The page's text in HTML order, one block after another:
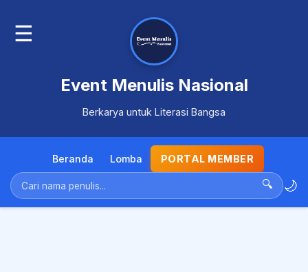
☰
Event Menulis Nasional
Berkarya untuk Literasi Bangsa
Beranda Lomba PORTAL MEMBER
🔍 🌙